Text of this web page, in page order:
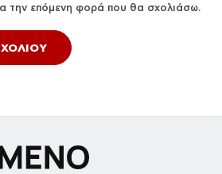
την επόμενη φορά που θα σχολιάσω.